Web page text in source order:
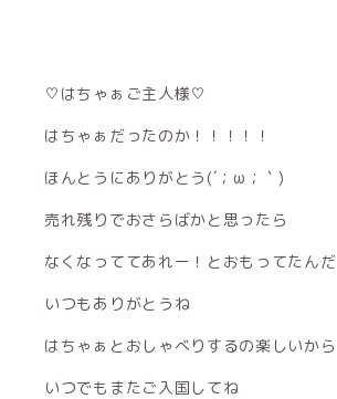
♡はちゃぁご主人様♡
はちゃぁだったのか！！！！！
ほんとうにありがとう(´；ω；｀)
売れ残りでおさらばかと思ったら
なくなっててあれー！とおもってたんだ
いつもありがとうね
はちゃぁとおしゃべりするの楽しいから
いつでもまたご入国してね